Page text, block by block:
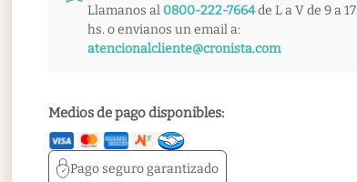
Llamanos al 0800-222-7664de L a V de 9 a 17
hs. o envianos un email a:
atencionalcliente@cronista.com
Medios de pago disponibles:
Pago segurogarantizado